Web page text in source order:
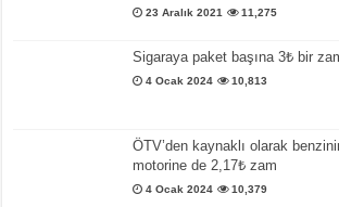
23 Aralık 2021 11,275
Sigaraya paket başına 3₺ bir
4 Ocak 2024 10,813
ÖTV’den kaynaklı olarak
motorine de 2,17₺ zam
4 Ocak 2024 10,379